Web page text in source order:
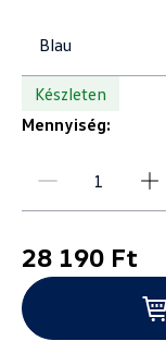
Blau
Készleten
Mennyiség:
28 190 Ft